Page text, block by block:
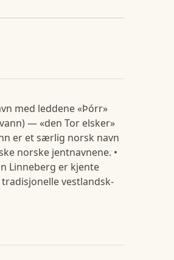
med leddene «Þórr»
— «den Tor elsker»
er et særlig norsk navn
norske jentnavnene. •
Linneberg er kjente
vestlandsk-